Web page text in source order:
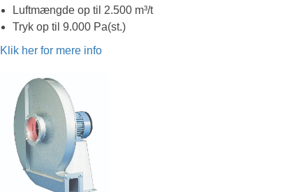
Luftmængde op til 2.500 m³/t
Tryk op til 9.000 Pa(st.)
Klik her for mere info